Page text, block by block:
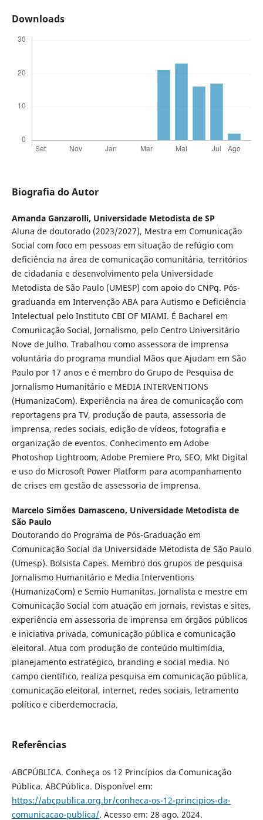
Downloads
Biografia do Autor
Amanda Ganzarolli, Universidade Metodista de SP
Aluna de doutorado (2023/2027), Mestra em Comunicação
Social com foco em pessoas em situação de refúgio com
deficiência na área de comunicação comunitária, territórios
de cidadania e desenvolvimento pela Universidade
Metodista de São Paulo (UMESP) com apoio do CNPq. Pós-
graduanda em Intervenção ABA para Autismo e Deficiência
Intelectual pelo Instituto CBI OF MIAMI. É Bacharel em
Comunicação Social, Jornalismo, pelo Centro Universitário
Nove de Julho. Trabalhou como assessora de imprensa
voluntária do programa mundial Mãos que Ajudam em São
Paulo por 17 anos e é membro do Grupo de Pesquisa de
Jornalismo Humanitário e MEDIA INTERVENTIONS
(HumanizaCom). Experiência na área de comunicação com
reportagens pra TV, produção de pauta, assessoria de
imprensa, redes sociais, edição de vídeos, fotografia e
organização de eventos. Conhecimento em Adobe
Photoshop Lightroom, Adobe Premiere Pro, SEO, Mkt Digital
e uso do Microsoft Power Platform para acompanhamento
de crises em gestão de assessoria de imprensa.
Marcelo Simões Damasceno, Universidade Metodista de
São Paulo
Doutorando do Programa de Pós-Graduação em
Comunicação Social da Universidade Metodista de São Paulo
(Umesp). Bolsista Capes. Membro dos grupos de pesquisa
Jornalismo Humanitário e Media Interventions
(HumanizaCom) e Semio Humanitas. Jornalista e mestre em
Comunicação Social com atuação em jornais, revistas e sites,
experiência em assessoria de imprensa em órgãos públicos
e iniciativa privada, comunicação pública e comunicação
eleitoral. Atua com produção de conteúdo multimídia,
planejamento estratégico, branding e social media. No
campo científico, realiza pesquisa em comunicação pública,
comunicação eleitoral, internet, redes sociais, letramento
político e ciberdemocracia.
Referências
ABCPÚBLICA. Conheça os 12 Princípios da Comunicação
Pública. ABCPública. Disponível em:
https://abcpublica.org.br/conheca-os-12-principios-da-
comunicacao-publica/. Acesso em: 28 ago. 2024.